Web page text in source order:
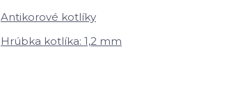
Antikorové kotlíky
Hrúbka kotlíka: 1,2 mm